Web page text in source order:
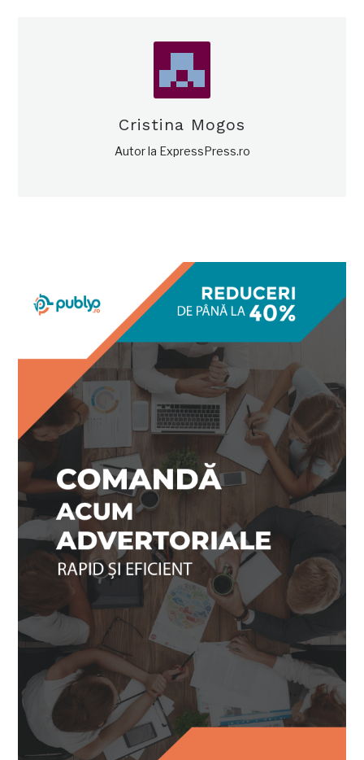
Cristina Mogos
Autor la ExpressPress.ro